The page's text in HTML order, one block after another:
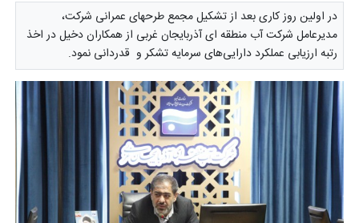
در اولین روز کاری بعد از تشکیل مجمع طرحهای عمرانی شرکت،
مدیرعامل شرکت آب منطقه ای آذربایجان غربی از همکاران دخیل در اخذ
رتبه ارزیابی عملکرد دارایی‌های سرمایه تشکر و قدردانی نمود.